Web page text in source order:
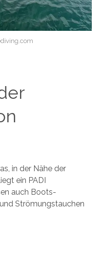
in der Nähe der
ein PADI
auch Boots-
Strömungstauchen